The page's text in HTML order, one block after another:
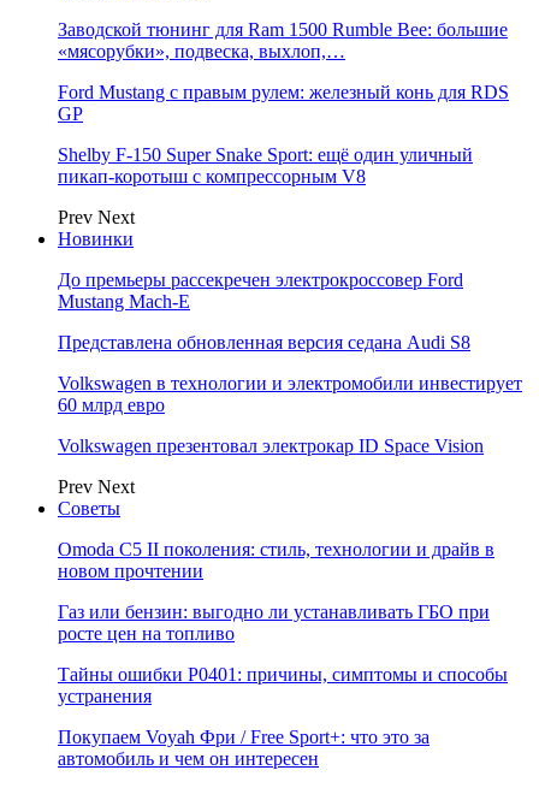
Заводской тюнинг для Ram 1500 Rumble Bee: большие
«мясорубки», подвеска, выхлоп,…
Ford Mustang с правым рулем: железный конь для RDS
GP
Shelby F-150 Super Snake Sport: ещё один уличный
пикап-коротыш с компрессорным V8
Prev Next
Новинки
До премьеры рассекречен электрокроссовер Ford
Mustang Mach-E
Представлена обновленная версия седана Audi S8
Volkswagen в технологии и электромобили инвестирует
60 млрд евро
Volkswagen презентовал электрокар ID Space Vision
Prev Next
Советы
Omoda C5 II поколения: стиль, технологии и драйв в
новом прочтении
Газ или бензин: выгодно ли устанавливать ГБО при
росте цен на топливо
Тайны ошибки P0401: причины, симптомы и способы
устранения
Покупаем Voyah Фри / Free Sport+: что это за
автомобиль и чем он интересен